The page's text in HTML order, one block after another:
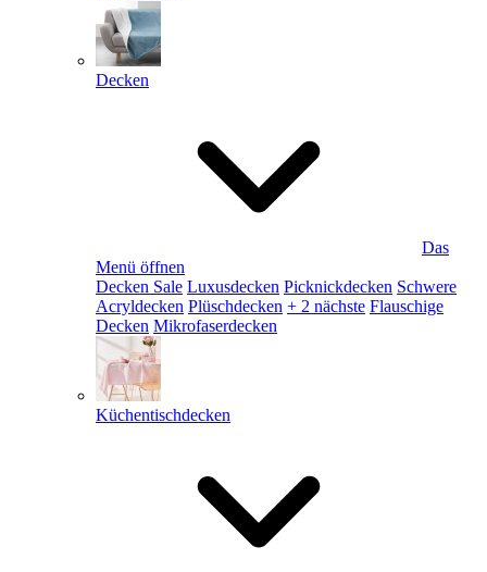
Decken
Das
Menü öffnen
Decken Sale Luxusdecken Picknickdecken Schwere
Acryldecken Plüschdecken + 2 nächste Flauschige
Decken Mikrofaserdecken
Küchentischdecken